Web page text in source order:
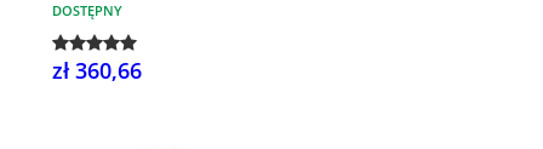
DOSTĘPNY
zł 360,66